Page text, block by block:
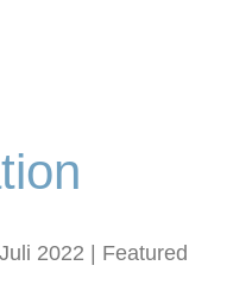
2022 | Featured